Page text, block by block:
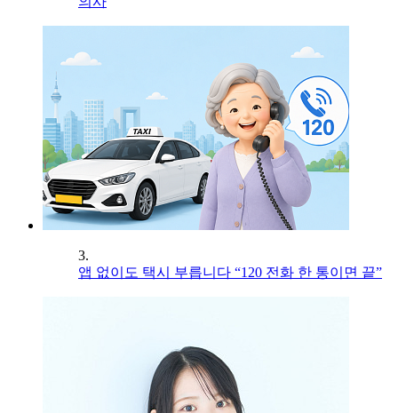
3.
앱 없이도 택시 부릅니다 “120 전화 한 통이면 끝”